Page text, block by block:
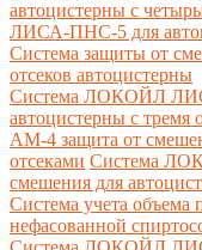
автоцистерны с
ЛИСА-ПНС-5 для
Система защиты от
отсеков автоцистерны
Система ЛОКОЙЛ
автоцистерны с тремя
AM-4 защита от
отсеками Система
смешения для
Система учета объема
нефасованной